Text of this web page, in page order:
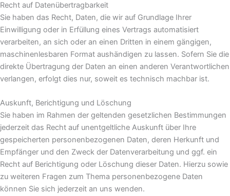
Recht auf Daten­übertrag­barkeit
Sie haben das Recht, Daten, die wir auf Grundlage Ihrer
Einwilligung oder in Erfüllung eines Vertrags automatisiert
verarbeiten, an sich oder an einen Dritten in einem gängigen,
maschinenlesbaren Format aushändigen zu lassen. Sofern Sie die
direkte Übertragung der Daten an einen anderen Verantwortlichen
verlangen, erfolgt dies nur, soweit es technisch machbar ist.
Auskunft, Berichtigung und Löschung
Sie haben im Rahmen der geltenden gesetzlichen Bestimmungen
jederzeit das Recht auf unentgeltliche Auskunft über Ihre
gespeicherten personenbezogenen Daten, deren Herkunft und
Empfänger und den Zweck der Datenverarbeitung und ggf. ein
Recht auf Berichtigung oder Löschung dieser Daten. Hierzu sowie
zu weiteren Fragen zum Thema personenbezogene Daten
können Sie sich jederzeit an uns wenden.